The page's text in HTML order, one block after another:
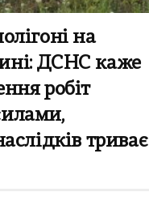
на
ДСНС каже
робіт
триває